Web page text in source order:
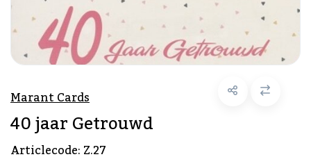
Marant Cards
40 jaar Getrouwd
Articlecode:Z.27